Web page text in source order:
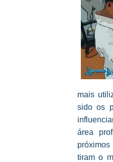
mais
sido os
área
tiram o